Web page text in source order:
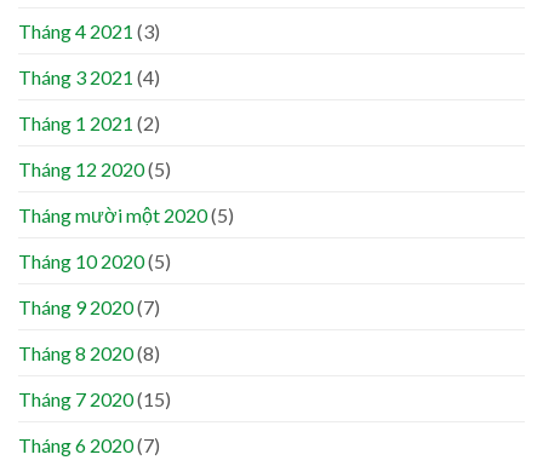
Tháng 4 2021 (3)
Tháng 3 2021 (4)
Tháng 1 2021 (2)
Tháng 12 2020(5)
Tháng mười một 2020(5)
Tháng 10 2020(5)
Tháng 9 2020(7)
Tháng 8 2020(8)
Tháng 7 2020(15)
Tháng 6 2020(7)